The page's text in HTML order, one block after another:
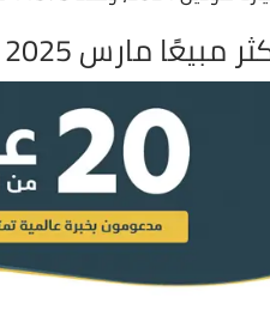
مبيعًا مارس 2025